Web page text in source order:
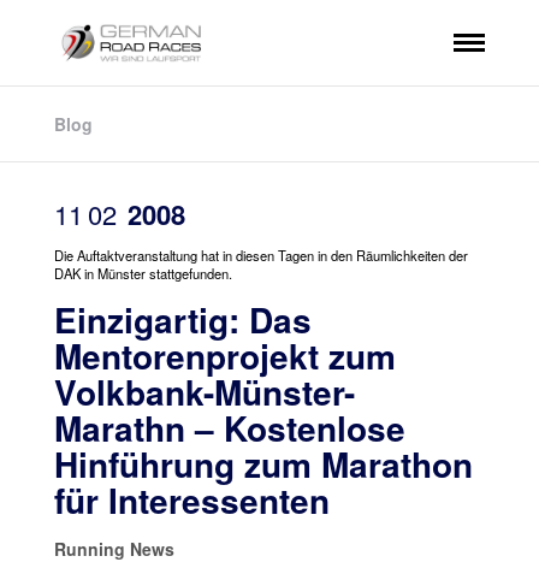
Blog
11 02 2008
Die Auftaktveranstaltung hat in diesen Tagen in den Räumlichkeiten der
DAK in Münster stattgefunden.
Einzigartig: Das
Mentorenprojekt zum
Volkbank-Münster-
Marathn – Kostenlose
Hinführung zum Marathon
für Interessenten
Running News